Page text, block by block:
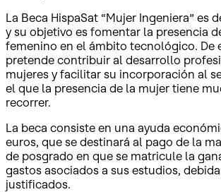
La Beca HispaSat “Mujer Ingeniera” es
y su objetivo es fomentar la presencia
femenino en el ámbito tecnológico. De
pretende contribuir al desarrollo
mujeres y facilitar su incorporación al
el que la presencia de la mujer tiene
recorrer.
La beca consiste en una ayuda
euros, que se destinará al pago de la
de posgrado en que se matricule la
gastos asociados a sus estudios,
justificados.